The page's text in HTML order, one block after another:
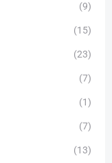
(9)
(15)
(23)
(7)
(1)
(7)
(13)